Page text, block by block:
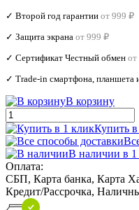
✓ Второй год гарантии от 999 ₽
✓ Защита экрана от 999 ₽
✓ Сертификат Честный обмен
✓ Trade‑in смартфона, планшета
В корзину
Купить
В наличии в 1
Оплата:
СБП, Карта банка, Карта
Кредит/Рассрочка,